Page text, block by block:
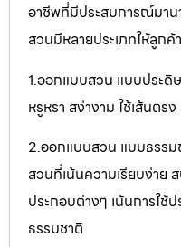
อาชีพที่มีประสบการณ์มา
สวนมีหลายประเภทให้ลูกค้
1.ออกแบบสวน แบบประ
หรูหรา สง่างาม ใช้เส้นตร
2.ออกแบบสวน แบบธรร
สวนที่เน้นความเรียบง่าย
ประกอบต่างๆ เน้นการใช้
ธรรมชาติ